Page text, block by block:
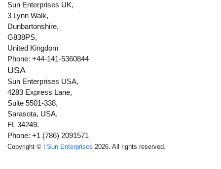
Sun Enterprises UK,
3 Lynn Walk,
Dunbartonshire,
G838PS,
United Kingdom
Phone: +44-141-5360844
USA
Sun Enterprises USA,
4283 Express Lane,
Suite 5501-338,
Sarasota, USA,
FL 34249.
Phone: +1 (786) 2091571
Copyright © | Sun Enterprises 2026. All rights reserved.